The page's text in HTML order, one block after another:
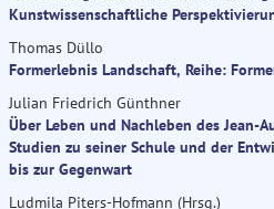
Kunstwissenschaftliche
Thomas Düllo
Formerlebnis Landschaft, Reihe:
Julian Friedrich Günthner
Über Leben und Nachleben des Jean-Auguste-Dominique Ingres.
Studien zu seiner Schule und der
bis zur Gegenwart
Ludmila Piters-Hofmann (Hrsg.)